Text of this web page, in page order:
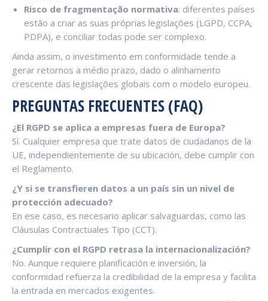
Risco de fragmentação normativa: diferentes países
estão a criar as suas próprias legislações (LGPD, CCPA,
PDPA), e conciliar todas pode ser complexo.
Ainda assim, o investimento em conformidade tende a
gerar retornos a médio prazo, dado o alinhamento
crescente das legislações globais com o modelo europeu.
PREGUNTAS FRECUENTES (FAQ)
¿El RGPD se aplica a empresas fuera de Europa?
Sí. Cualquier empresa que trate datos de ciudadanos de la
UE, independientemente de su ubicación, debe cumplir con
el Reglamento.
¿Y si se transfieren datos a un país sin un nivel de
protección adecuado?
En ese caso, es necesario aplicar salvaguardas, como las
Cláusulas Contractuales Tipo (CCT).
¿Cumplir con el RGPD retrasa la internacionalización?
No. Aunque requiere planificación e inversión, la
conformidad refuerza la credibilidad de la empresa y facilita
la entrada en mercados exigentes.